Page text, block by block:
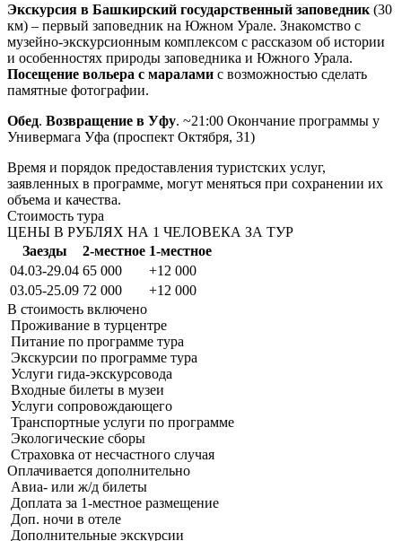
Экскурсия в Башкирский государственный заповедник (30
км) – первый заповедник на Южном Урале. Знакомство с
музейно-экскурсионным комплексом с рассказом об истории
и особенностях природы заповедника и Южного Урала.
Посещение вольера с маралами с возможностью сделать
памятные фотографии.
Обед. Возвращение в Уфу. ~21:00 Окончание программы у
Универмага Уфа (проспект Октября, 31)
Время и порядок предоставления туристских услуг,
заявленных в программе, могут меняться при сохранении их
объема и качества.
Стоимость тура
ЦЕНЫ В РУБЛЯХ НА 1 ЧЕЛОВЕКА ЗА ТУР
Заезды
2-местное 1-местное
04.03-29.04 65 000
+12 000
03.05-25.09 72 000
+12 000
В стоимость включено
Проживание в турцентре
Питание по программе тура
Экскурсии по программе тура
Услуги гида-экскурсовода
Входные билеты в музеи
Услуги сопровождающего
Транспортные услуги по программе
Экологические сборы
Страховка от несчастного случая
Оплачивается дополнительно
Авиа- или ж/д билеты
Доплата за 1-местное размещение
Доп. ночи в отеле
Дополнительные экскурсии